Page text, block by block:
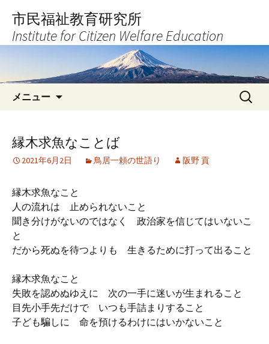
へ
キ
市民福祉教育研究所
Institute for Citizen Welfare Education
メニュー
検
索:
縁木求魚なことば
2021年6月2日 鳥居一頼の世語り 阪野 貢
縁木求魚なこと
人の流れは 止められないこと
聞き分けがないのではなく 政治家を信じてはいないこ
と
だから死ぬを待つよりも 生きるために打って出ること
縁木求魚なこと
失敗を認めぬゆえに 次の一手に迷いが生まれること
目先小手先だけで いつも手詰まりすること
子ども騙しに 命を預けるわけにはいかないこと